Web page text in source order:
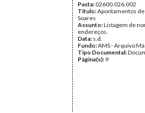
Pasta:02600.026.002
Título:Apontamentos
Soares
Assunto:Listagem de
endereços.
Data: s.d.
Fundo:AMS - Arquivo
Tipo Documental:
Página(s): 9